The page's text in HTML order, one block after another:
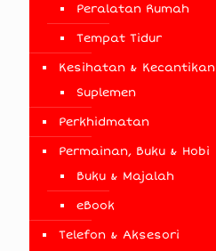
Peralatan Rumah
Tempat Tidur
Kesihatan & Kecantikan
Suplemen
Perkhidmatan
Permainan, Buku & Hobi
Buku & Majalah
eBook
Telefon & Aksesori